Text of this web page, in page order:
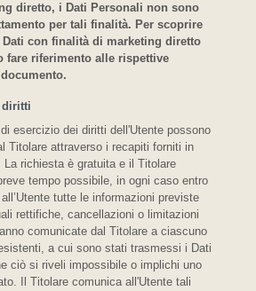
diretto, i Dati Personali non sono
per tali finalità. Per scoprire
con finalità di marketing diretto
fare riferimento alle rispettive
diritti
esercizio dei diritti dell'Utente possono
Titolare attraverso i recapiti forniti in
La richiesta è gratuita e il Titolare
tempo possibile, in ogni caso entro
tutte le informazioni previste
rettifiche, cancellazioni o limitazioni
comunicate dal Titolare a ciascuno
a cui sono stati trasmessi i Dati
ciò si riveli impossibile o implichi uno
Il Titolare comunica all'Utente tali